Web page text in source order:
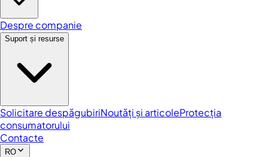
Despre companie
Suport și resurse
Solicitare despăgubiriNoutăți și articoleProtecția
consumatorului
Contacte
RO